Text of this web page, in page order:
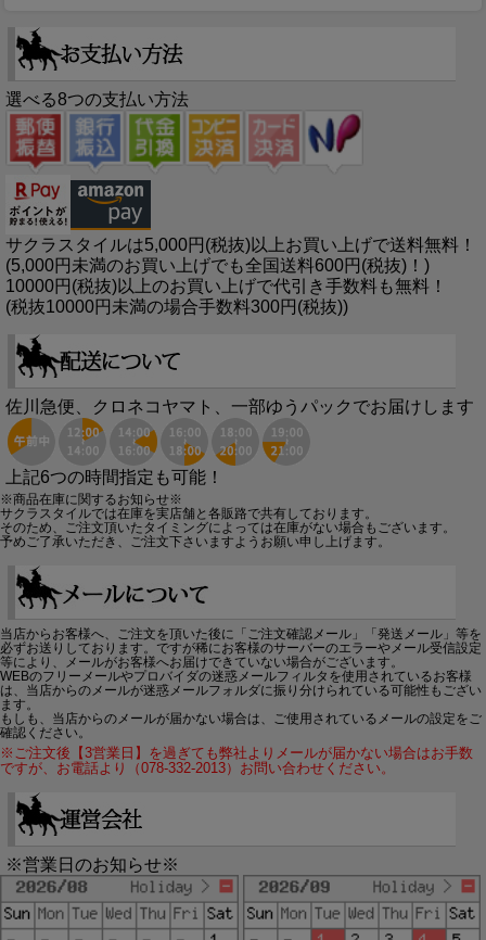
選べる8つの支払い方法
サクラスタイルは5,000円(税抜)以上お買い上げで送料無料！
(5,000円未満のお買い上げでも全国送料600円(税抜)！)
10000円(税抜)以上のお買い上げで代引き手数料も無料！
(税抜10000円未満の場合手数料300円(税抜))
佐川急便、クロネコヤマト、一部ゆうパックでお届けします
上記6つの時間指定も可能！
※商品在庫に関するお知らせ※
サクラスタイルでは在庫を実店舗と各販路で共有しております。
そのため、ご注文頂いたタイミングによっては在庫がない場合もございます。
予めご了承いただき、ご注文下さいますようお願い申し上げます。
当店からお客様へ、ご注文を頂いた後に「ご注文確認メール」「発送メール」等を
必ずお送りしております。ですが稀にお客様のサーバーのエラーやメール受信設定
等により、メールがお客様へお届けできていない場合がございます。
WEBのフリーメールやプロバイダの迷惑メールフィルタを使用されているお客様
は、当店からのメールが迷惑メールフォルダに振り分けられている可能性もござい
ます。
もしも、当店からのメールが届かない場合は、ご使用されているメールの設定をご
確認ください。
※ご注文後【3営業日】を過ぎても弊社よりメールが届かない場合はお手数
ですが、お電話より（078-332-2013）お問い合わせください。
※営業日のお知らせ※